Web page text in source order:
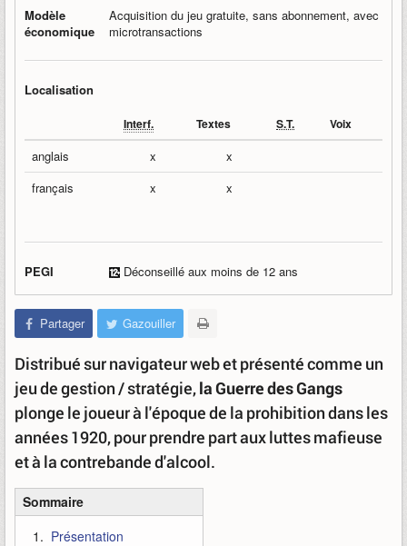
Modèle
économique
Acquisition du jeu gratuite, sans abonnement, avec
microtransactions
Localisation
Interf. Textes S.T. Voix
anglais x
x
français
x x
PEGI Déconseillé aux moins de 12 ans
Partager Gazouiller
Distribué sur navigateur web et présenté comme un
jeu de gestion / stratégie,la Guerre des Gangs
plonge le joueur à l'époque de la prohibition dans les
années 1920, pour prendre part aux luttes mafieuse
et à la contrebande d'alcool.
Sommaire
Présentation